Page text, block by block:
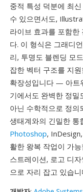
중적 특성 덕분에 최
수 있으면서도,
라이브 효과를 포함한
다. 이 형식은 그래디
리, 투명도 블렌딩 모
잡한 벡터 구조를 지
확장성입니다 — 아트
기에서도 완벽한 정밀
아닌 수학적으로 정
생태계와의 긴밀한
Photoshop,
활한 왕복 작업이 가
스트레이션, 로고 디
으로 자리 잡고 있습니